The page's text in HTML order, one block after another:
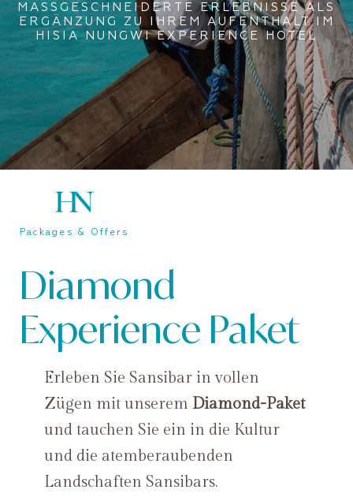
MASSGESCHNEIDERTE ERLEBNISSE ALS E
RGÄNZUNG ZU IHREM AUFENTHALT IM H
ISIA NUNGWI EXPERIENCE HOTEL
Packages & Offers
Diamond
Experience Paket
Erleben Sie Sansibar in vollen
Zügen mit unserem Diamond-Paket
und tauchen Sie ein in die Kultur
und die atemberaubenden
Landschaften Sansibars.